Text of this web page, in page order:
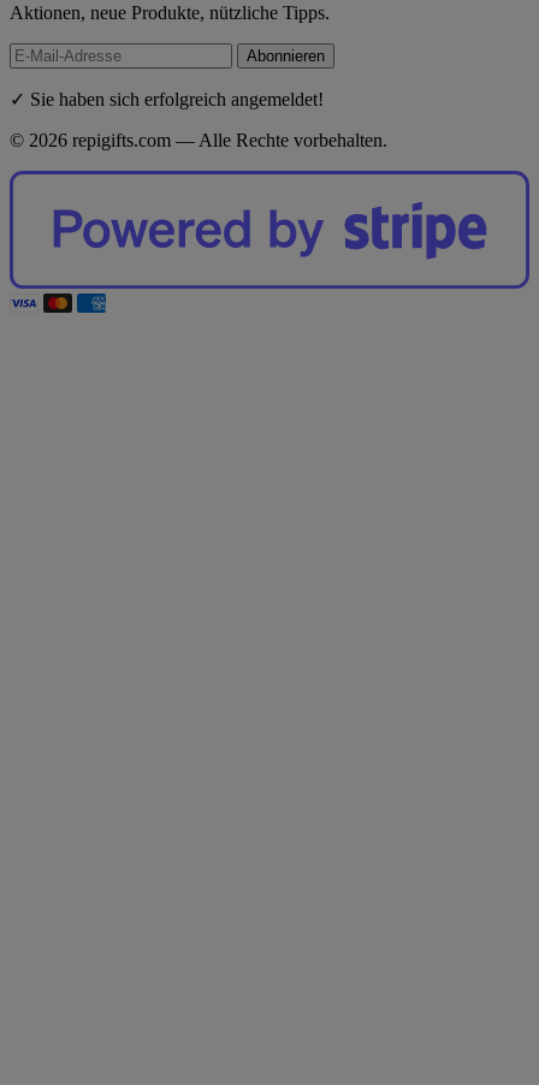
Aktionen, neue Produkte, nützliche Tipps.
Abonnieren
✓ Sie haben sich erfolgreich angemeldet!
© 2026 repigifts.com — Alle Rechte vorbehalten.